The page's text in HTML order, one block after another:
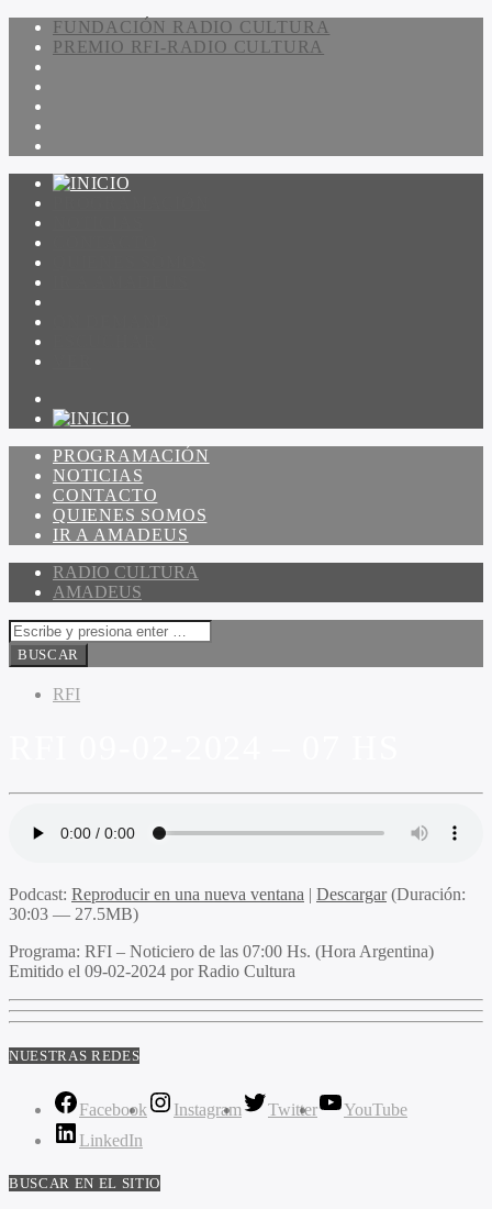
FUNDACIÓN RADIO CULTURA
PREMIO RFI-RADIO CULTURA
PROGRAMACIÓN
NOTICIAS
CONTACTO
QUIENES SOMOS
IR A AMADEUS
RADIO CULTURA
AMADEUS
RFI
Podcast: Reproducir en una nueva ventana | Descargar(Duración:
30:03 — 27.5MB)
Programa: RFI – Noticiero de las 07:00 Hs. (Hora Argentina)
Emitido el 09-02-2024 por Radio Cultura
NUESTRAS REDES
Facebook Instagram Twitter
YouTube
LinkedIn
BUSCAR EN EL SITIO